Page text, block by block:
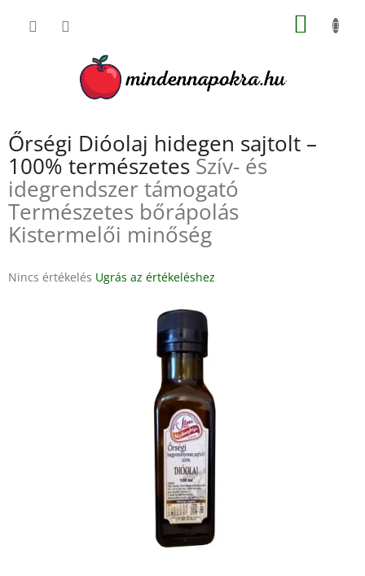
KOSÁR
Őrségi Dióolaj hidegen sajtolt –
100% természetes Szív- és
idegrendszer támogató
Természetes bőrápolás
Kistermelői minőség
A
Nincs értékelés Ugrás az értékeléshez